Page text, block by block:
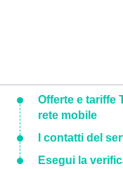
Offerte e tariffe
rete mobile
I contatti del
Esegui la